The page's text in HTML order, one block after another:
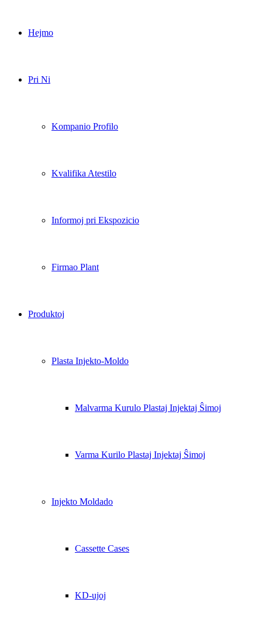
Hejmo
Pri Ni
Kompanio Profilo
Kvalifika Atestilo
Informoj pri Ekspozicio
Firmao Plant
Produktoj
Plasta Injekto-Moldo
Malvarma Kurulo Plastaj Injektaj Ŝimoj
Varma Kurilo Plastaj Injektaj Ŝimoj
Injekto Moldado
Cassette Cases
KD-ujoj